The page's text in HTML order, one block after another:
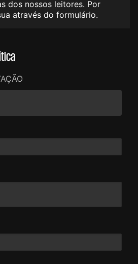
dos nossos leitores. Por
através do formulário.